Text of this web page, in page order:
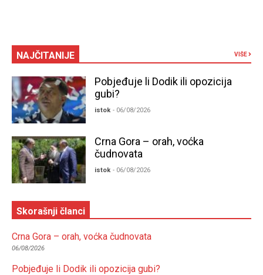
NAJČITANIJE VIŠE
Pobjeđuje li Dodik ili opozicija
gubi?
istok - 06/08/2026
Crna Gora – orah, voćka
čudnovata
istok - 06/08/2026
Skorašnji članci
Crna Gora – orah, voćka čudnovata
06/08/2026
Pobjeđuje li Dodik ili opozicija gubi?